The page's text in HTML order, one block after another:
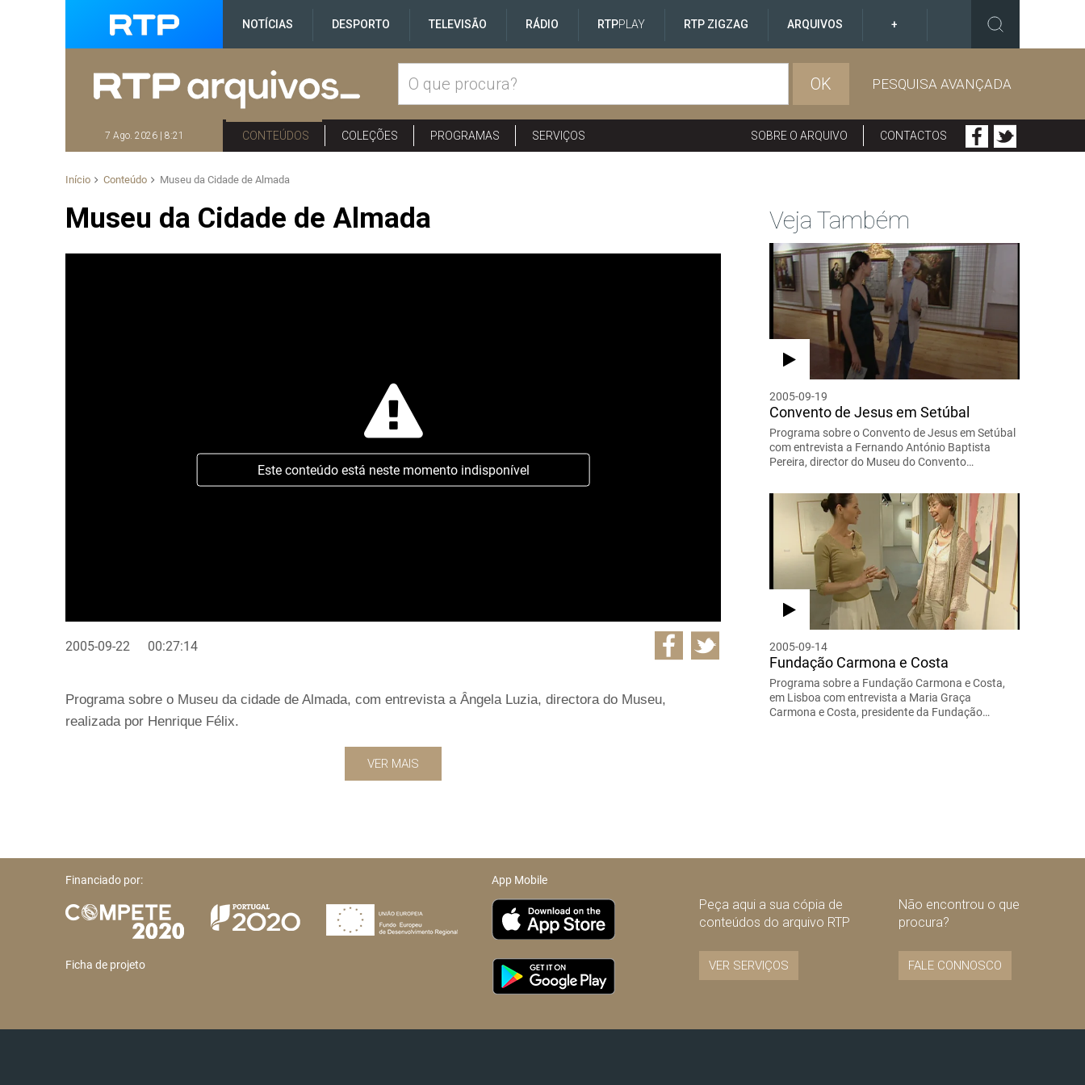
NOTÍCIAS DESPORTO TELEVISÃO RÁDIO RTPPLAY RTP ZIGZAG ARQUIVOS +
OK PESQUISA AVANÇADA
7 Ago. 2026 | 8:21 CONTEÚDOS COLEÇÕES PROGRAMAS SERVIÇOS SOBRE O ARQUIVO CONTACTOS
Início Conteúdo Museu da Cidade de Almada
Museu da Cidade de Almada
Este conteúdo está neste momento indisponível
2005-09-22 00:27:14
Programa sobre o Museu da cidade de Almada, com entrevista a Ângela Luzia, directora do Museu,
realizada por Henrique Félix.
VER MAIS
Veja Também
2005-09-19
Convento de Jesus em Setúbal
Programa sobre o Convento de Jesus em Setúbal
com entrevista a Fernando António Baptista
Pereira, director do Museu do Convento…
2005-09-14
Fundação Carmona e Costa
Programa sobre a Fundação Carmona e Costa,
em Lisboa com entrevista a Maria Graça
Carmona e Costa, presidente da Fundação…
Financiado por:
Ficha de projeto
App Mobile
Peça aqui a sua cópia de
conteúdos do arquivo RTP
VER SERVIÇOS
Não encontrou o que
procura?
FALE CONNOSCO